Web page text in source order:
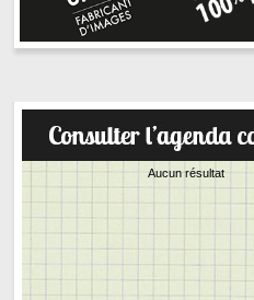
Aucun résultat